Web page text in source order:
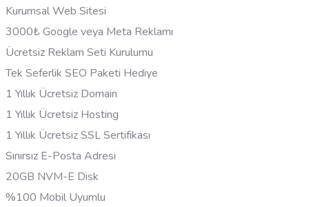
Kurumsal Web Sitesi
3000₺ Google veya Meta Reklamı
Ücretsiz Reklam Seti Kurulumu
Tek Seferlik SEO Paketi Hediye
1 Yıllık Ücretsiz Domain
1 Yıllık Ücretsiz Hosting
1 Yıllık Ücretsiz SSL Sertifikası
Sınırsız E-Posta Adresi
20GB NVM-E Disk
%100 Mobil Uyumlu